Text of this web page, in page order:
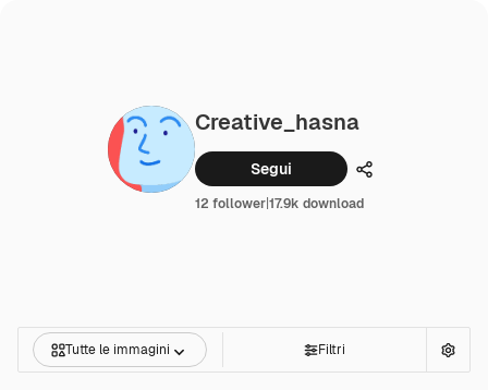
Creative_hasna
Segui Condividi
12 follower|17.9k download
Tutte le immagini Filtri